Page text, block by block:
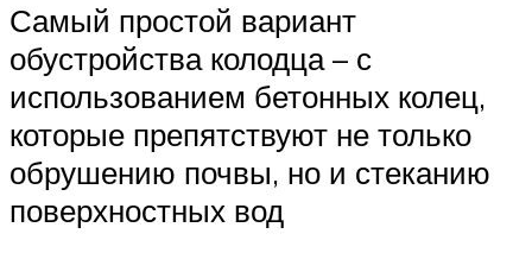
Самый простой вариант
обустройства колодца – с
использованием бетонных колец,
которые препятствуют не только
обрушению почвы, но и стеканию
поверхностных вод